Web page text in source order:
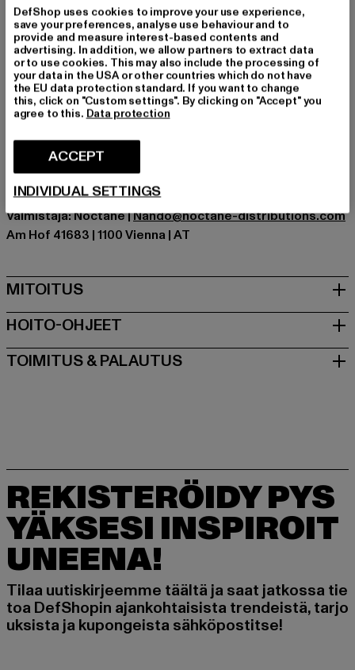
Tilaisuus: Arkivaatteet, Mukava, Rentoudu, Vapaa-aika
holkkityyppi: Pitkähihainen
Yksityiskohdat: Tuotemerkin logo, Ribbed hihansuut
Leikkaa: Regular
Tuotemerkki: Bruno Banani
Kategoria: Sweaters
Color: naamiointi
Valmistaja väri: camo aop woodland
Materiaalin koostumus: 60% Puuvilla, 40% Polyesteri
Art.Nr: BBM126-005-23123
Valmistaja: Noctane |Nando@noctane-distributions.com
Am Hof 41683 | 1100 Vienna | AT
MITOITUS
HOITO-OHJEET
TOIMITUS & PALAUTUS
REKISTERÖIDY PYS
YÄKSESI INSPIROIT
UNEENA!
Tilaa uutiskirjeemme täältä ja saat jatkossa tie
toa DefShopin ajankohtaisista trendeistä, tarjo
uksista ja kupongeista sähköpostitse!
DefShop uses cookies to improve your use experience,
save your preferences, analyse use behaviour and to
provide and measure interest-based contents and
advertising. In addition, we allow partners to extract data
or to use cookies. This may also include the processing of
your data in the USA or other countries which do not have
the EU data protection standard. If you want to change
this, click on "Custom settings". By clicking on "Accept" you
agree to this. Data protection
ACCEPT
INDIVIDUAL SETTINGS